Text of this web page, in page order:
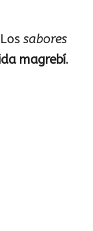
sabores
magrebí.